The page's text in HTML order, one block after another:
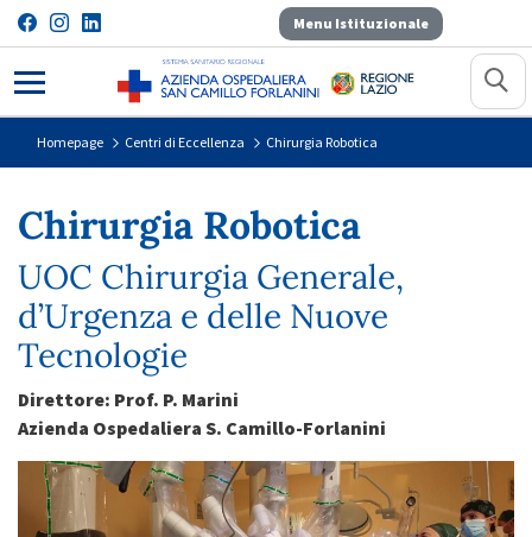
Menu Istituzionale
Chirurgia Robotica
Homepage Centri di Eccellenza Chirurgia Robotica
Chirurgia Robotica
UOC Chirurgia Generale,
d’Urgenza e delle Nuove
Tecnologie
Direttore: Prof. P. Marini
Azienda Ospedaliera S. Camillo-Forlanini